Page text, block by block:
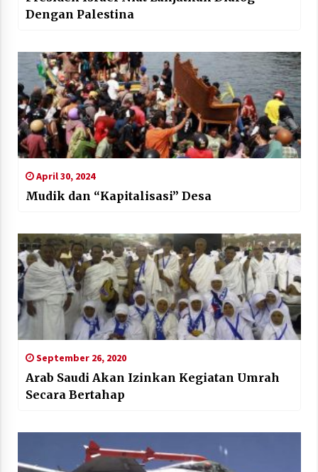
Dengan Palestina
April 30, 2024
Mudik dan “Kapitalisasi” Desa
September 26, 2020
Arab Saudi Akan Izinkan Kegiatan Umrah
Secara Bertahap